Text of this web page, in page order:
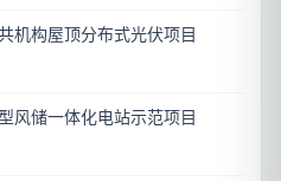
机构屋顶分布式光伏项目
风储一体化电站示范项目